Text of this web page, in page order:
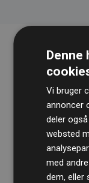
Revisionshuset
beregninger og
og pålidelighed.
Denne
Vi bruger
annoncer
deler
websted
med
dem, eller